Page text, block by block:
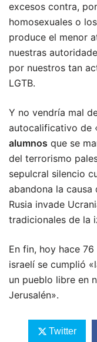
excesos contra,
homosexuales o
produce el menor
nuestras
por nuestros tan
LGTB.
Y no vendría mal
autocalificativo de
alumnos que se
del terrorismo
sepulcral silencio
abandona la causa
Rusia invade
tradicionales de la
En fin, hoy hace
israelí se cumplió
un pueblo libre en
Jerusalén».
Twitter